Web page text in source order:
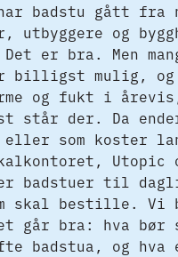
badstu gått fra
utbyggere og
er bra. Men
billigst mulig,
og fukt i
står der. Da
som koster
Utopic
badstuer til
skal bestille. Vi
går bra: hva
badstua, og hva